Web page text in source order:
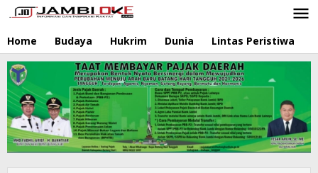
Lewati
ke
konten
Home Budaya Hukrim Dunia Lintas Peristiwa